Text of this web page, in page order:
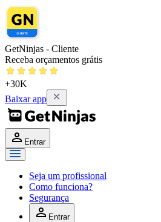
GetNinjas - Cliente
Receba orçamentos grátis
+30K
Baixar app
Entrar
Seja um profissional
Como funciona?
Segurança
Entrar